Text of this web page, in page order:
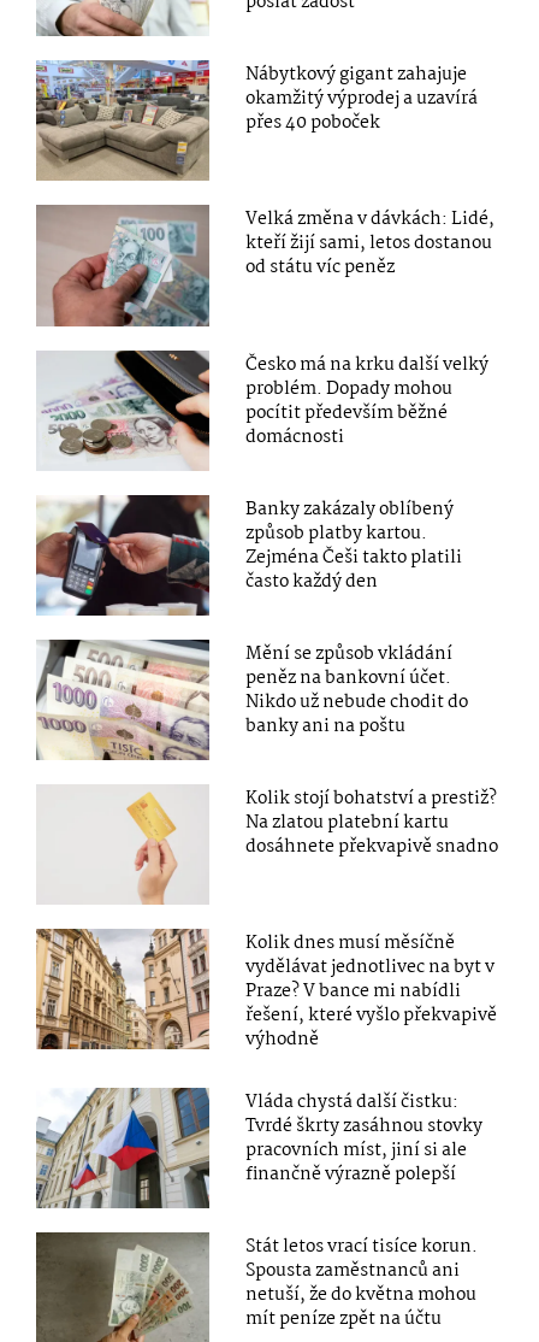
Nábytkový gigant zahajuje
okamžitý výprodej a uzavírá
přes 40 poboček
Velká změna v dávkách: Lidé,
kteří žijí sami, letos dostanou
od státu víc peněz
Česko má na krku další velký
problém. Dopady mohou
pocítit především běžné
domácnosti
Banky zakázaly oblíbený
způsob platby kartou.
Zejména Češi takto platili
často každý den
Mění se způsob vkládání
peněz na bankovní účet.
Nikdo už nebude chodit do
banky ani na poštu
Kolik stojí bohatství a prestiž?
Na zlatou platební kartu
dosáhnete překvapivě snadno
Kolik dnes musí měsíčně
vydělávat jednotlivec na byt v
Praze? V bance mi nabídli
řešení, které vyšlo překvapivě
výhodně
Vláda chystá další čistku:
Tvrdé škrty zasáhnou stovky
pracovních míst, jiní si ale
finančně výrazně polepší
Stát letos vrací tisíce korun.
Spousta zaměstnanců ani
netuší, že do května mohou
mít peníze zpět na účtu